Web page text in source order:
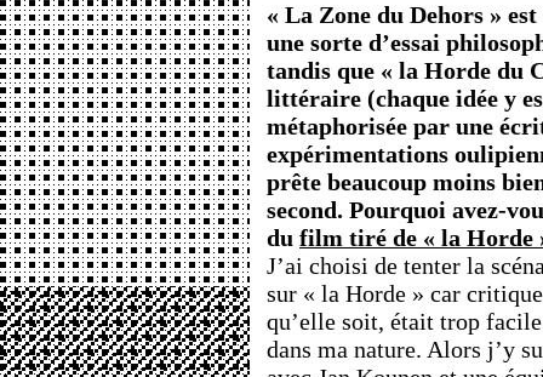
« La Zone du Dehors »
une sorte d’essai
tandis que « la Horde du
littéraire (chaque idée y
métaphorisée par une
expérimentations
prête beaucoup moins
second. Pourquoi avez-
du film tiré de « la Horde
J’ai choisi de tenter la
sur « la Horde » car
qu’elle soit, était trop
dans ma nature. Alors j’y